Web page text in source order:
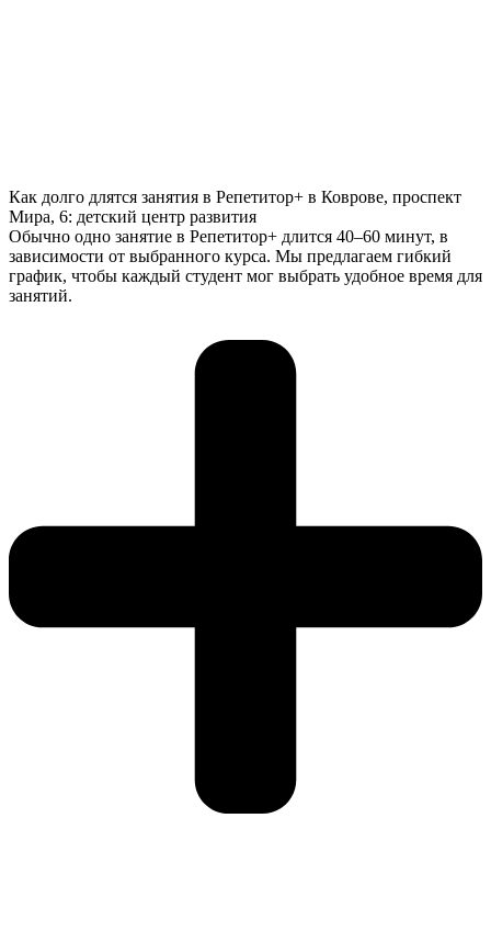
Как долго длятся занятия в Репетитор+ в Коврове, проспект
Мира, 6: детский центр развития
Обычно одно занятие в Репетитор+ длится 40–60 минут, в
зависимости от выбранного курса. Мы предлагаем гибкий
график, чтобы каждый студент мог выбрать удобное время для
занятий.